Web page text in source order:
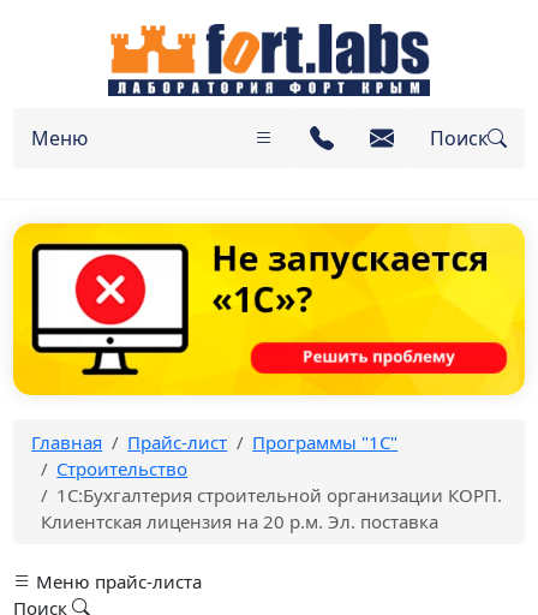
Меню Поиск
Главная Прайс-лист
Программы "1С"
Строительство
1С:Бухгалтерия строительной организации КОРП.
Клиентская лицензия на 20 р.м. Эл. поставка
Меню прайс-листа
Поиск